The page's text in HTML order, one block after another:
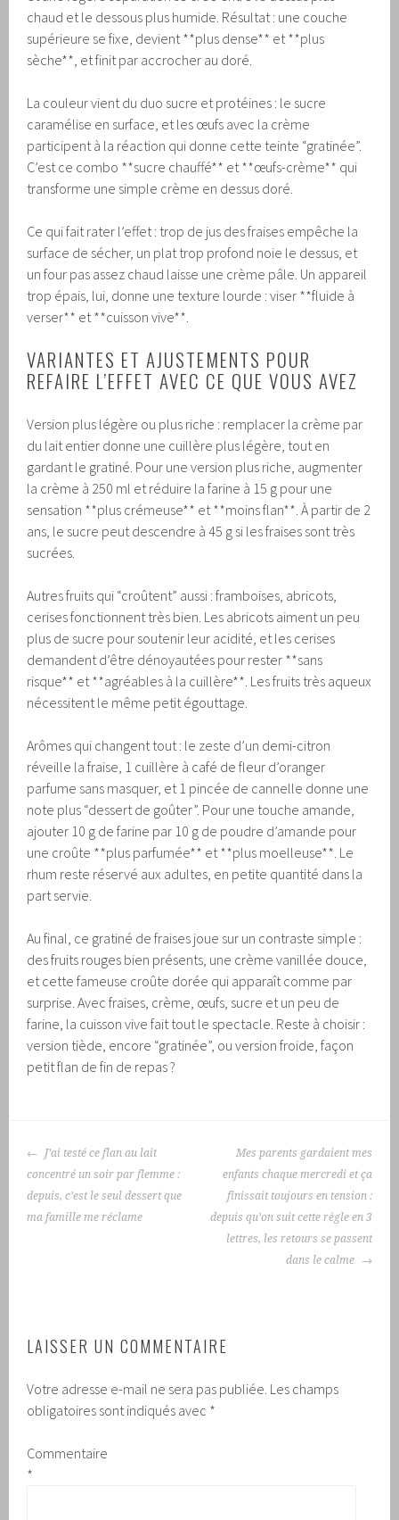
chaud et le dessous plus humide. Résultat : une couche
supérieure se fixe, devient **plus dense** et **plus
sèche**, et finit par accrocher au doré.
La couleur vient du duo sucre et protéines : le sucre
caramélise en surface, et les œufs avec la crème
participent à la réaction qui donne cette teinte “gratinée”.
C’est ce combo **sucre chauffé** et **œufs-crème** qui
transforme une simple crème en dessus doré.
Ce qui fait rater l’effet : trop de jus des fraises empêche la
surface de sécher, un plat trop profond noie le dessus, et
un four pas assez chaud laisse une crème pâle. Un appareil
trop épais, lui, donne une texture lourde : viser **fluide à
verser** et **cuisson vive**.
VARIANTES ET AJUSTEMENTS POUR
REFAIRE L’EFFET AVEC CE QUE VOUS AVEZ
Version plus légère ou plus riche : remplacer la crème par
du lait entier donne une cuillère plus légère, tout en
gardant le gratiné. Pour une version plus riche, augmenter
la crème à 250 ml et réduire la farine à 15 g pour une
sensation **plus crémeuse** et **moins flan**. À partir de 2
ans, le sucre peut descendre à 45 g si les fraises sont très
sucrées.
Autres fruits qui “croûtent” aussi : framboises, abricots,
cerises fonctionnent très bien. Les abricots aiment un peu
plus de sucre pour soutenir leur acidité, et les cerises
demandent d’être dénoyautées pour rester **sans
risque** et **agréables à la cuillère**. Les fruits très aqueux
nécessitent le même petit égouttage.
Arômes qui changent tout : le zeste d’un demi-citron
réveille la fraise, 1 cuillère à café de fleur d’oranger
parfume sans masquer, et 1 pincée de cannelle donne une
note plus “dessert de goûter”. Pour une touche amande,
ajouter 10 g de farine par 10 g de poudre d’amande pour
une croûte **plus parfumée** et **plus moelleuse**. Le
rhum reste réservé aux adultes, en petite quantité dans la
part servie.
Au final, ce gratiné de fraises joue sur un contraste simple :
des fruits rouges bien présents, une crème vanillée douce,
et cette fameuse croûte dorée qui apparaît comme par
surprise. Avec fraises, crème, œufs, sucre et un peu de
farine, la cuisson vive fait tout le spectacle. Reste à choisir :
version tiède, encore “gratinée”, ou version froide, façon
petit flan de fin de repas ?
NAVIGATION
DES
ARTICLES
J’ai testé ce flan au lait
concentré un soir par flemme :
depuis, c’est le seul dessert que
ma famille me réclame
Mes parents gardaient mes
enfants chaque mercredi et ça
finissait toujours en tension :
depuis qu’on suit cette règle en 3
lettres, les retours se passent
dans le calme
LAISSER UN COMMENTAIRE
Votre adresse e-mail ne sera pas publiée. Les champs
obligatoires sont indiqués avec *
Commentaire
*